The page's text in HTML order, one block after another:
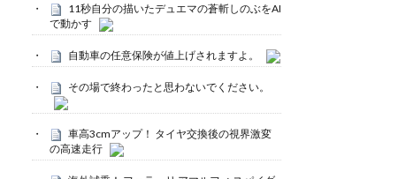
11秒自分の描いたデュエマの蒼斬しのぶをAI
で動かす
自動車の任意保険が値上げされますよ。
その場で終わったと思わないでください。
車高3cmアップ！ タイヤ交換後の視界激変
の高速走行